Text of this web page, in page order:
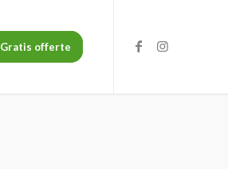
Gratis offerte